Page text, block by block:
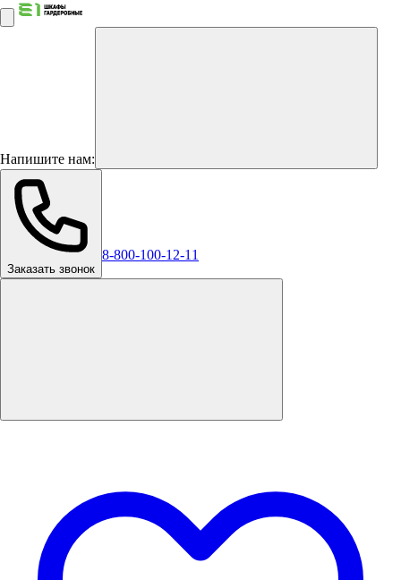
Напишите нам:
Заказать звонок
8-800-100-12-11